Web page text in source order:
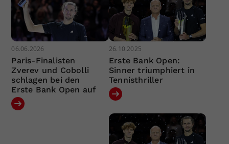
06.06.2026
Paris-Finalisten
Zverev und Cobolli
schlagen bei den
Erste Bank Open auf
26.10.2025
Erste Bank Open:
Sinner triumphiert in
Tennisthriller